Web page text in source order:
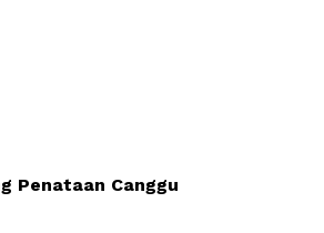
Penataan Canggu